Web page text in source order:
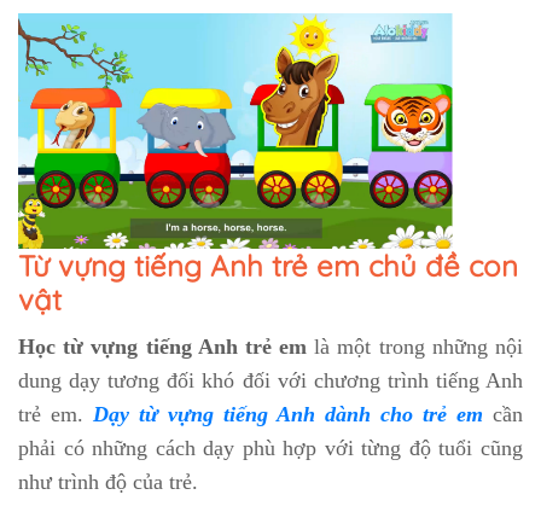
Từ vựng tiếng Anh trẻ em chủ đề con
vật
Học từ vựng tiếng Anh trẻ em là một trong những nội
dung dạy tương đối khó đối với chương trình tiếng Anh
trẻ em. Dạy từ vựng tiếng Anh dành cho trẻ em cần
phải có những cách dạy phù hợp với từng độ tuổi cũng
như trình độ của trẻ.